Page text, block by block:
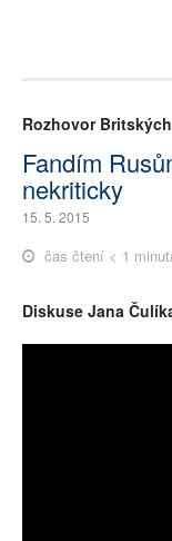
Rozhovor
Fandím
nekriticky
15. 5. 2015
čas čtení < 1
Diskuse Jana